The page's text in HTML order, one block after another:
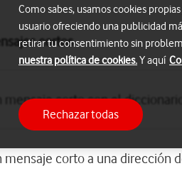
cortos
mensaje corto con el diccionario
mensaje corto a una dirección
Como sabes, usamos cookies
usuario ofreciendo una publicidad
retirar tu consentimiento sin
nuestra política de cookies.Y aquí
Rechazar todas